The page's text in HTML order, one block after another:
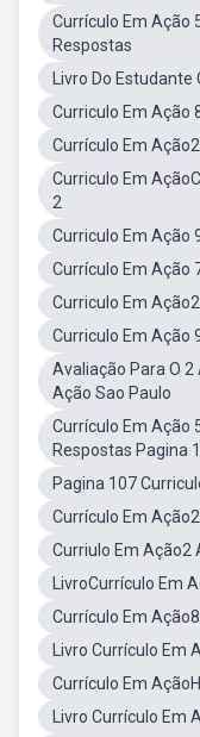
Currículo Em Ação
Respostas
Livro Do
Curriculo Em Ação
Currículo Em
Curriculo Em
2
Curriculo Em Ação
Currículo Em Ação
Curriculo Em
Curriculo Em Ação
Avaliação Para O 2
Ação Sao Paulo
Currículo Em Ação
Respostas Pagina
Pagina 107
Currículo Em
Curriulo Em Ação2
LivroCurrículo Em
Currículo Em
Livro Currículo Em
Currículo Em
Livro Currículo